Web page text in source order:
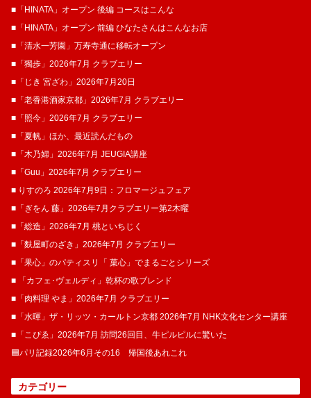
■「HINATA」オープン 後編 コースはこんな
■「HINATA」オープン 前編 ひなたさんはこんなお店
■「清水一芳園」万寿寺通に移転オープン
■「獨歩」2026年7月 クラブエリー
■「じき 宮ざわ」2026年7月20日
■「老香港酒家京都」2026年7月 クラブエリー
■「照今」2026年7月 クラブエリー
■「夏帆」ほか、最近読んだもの
■「木乃婦」2026年7月 JEUGIA講座
■「Guu」2026年7月 クラブエリー
■ りすのろ 2026年7月9日：フロマージュフェア
■「ぎをん 藤」2026年7月クラブエリー第2木曜
■「総造」2026年7月 桃といちじく
■「麩屋町のざき」2026年7月 クラブエリー
■「果心」のパティスリ「 菓​心」でまるごとシリーズ
■ 「カフェ･ヴェルディ」乾杯の歌ブレンド
■「肉料理 やま」2026年7月 クラブエリー
■「水暉」ザ・リッツ・カールトン京都 2026年7月 NHK文化センター講座
■「こぴゑ」2026年7月 訪問26回目、牛ピルピルに驚いた
🟦パリ記録2026年6月その16 帰国後あれこれ
カテゴリー